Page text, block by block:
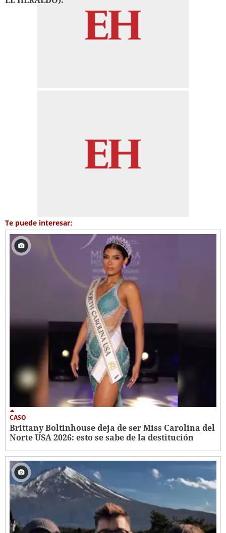
Te puede interesar:
CASO
Brittany Boltinhouse deja de ser Miss Carolina del
Norte USA 2026: esto se sabe de la destitución